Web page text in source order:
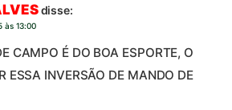
disse:
às 13:00
CAMPO É DO BOA ESPORTE, O
ESSA INVERSÃO DE MANDO DE